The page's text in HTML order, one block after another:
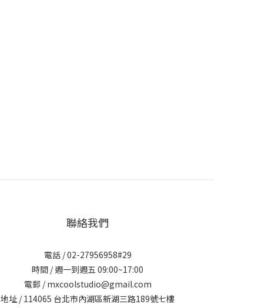
聯絡我們
電話 / 02-27956958#29
時間 / 週一到週五 09:00~17:00
電郵 / mxcoolstudio@gmail.com
地址 / 114065 台北市內湖區新湖三路189號七樓